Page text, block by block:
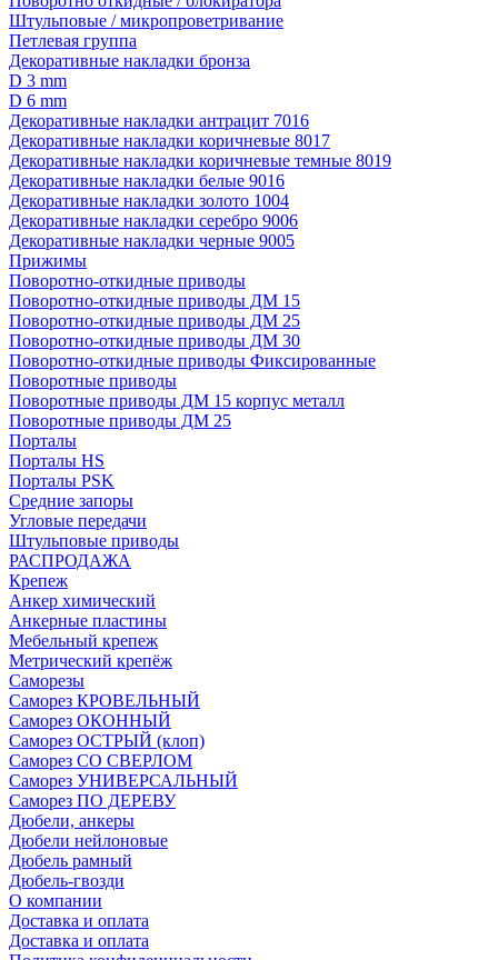
Штульповые / микропроветривание
Петлевая группа
Декоративные накладки бронза
D 3 mm
D 6 mm
Декоративные накладки антрацит 7016
Декоративные накладки коричневые 8017
Декоративные накладки коричневые темные 8019
Декоративные накладки белые 9016
Декоративные накладки золото 1004
Декоративные накладки серебро 9006
Декоративные накладки черные 9005
Прижимы
Поворотно-откидные приводы
Поворотно-откидные приводы ДМ 15
Поворотно-откидные приводы ДМ 25
Поворотно-откидные приводы ДМ 30
Поворотно-откидные приводы Фиксированные
Поворотные приводы
Поворотные приводы ДМ 15 корпус металл
Поворотные приводы ДМ 25
Порталы
Порталы HS
Порталы PSK
Средние запоры
Угловые передачи
Штульповые приводы
РАСПРОДАЖА
Крепеж
Анкер химический
Анкерные пластины
Мебельный крепеж
Метрический крепёж
Саморезы
Саморез КРОВЕЛЬНЫЙ
Саморез ОКОННЫЙ
Саморез ОСТРЫЙ (клоп)
Саморез СО СВЕРЛОМ
Саморез УНИВЕРСАЛЬНЫЙ
Саморез ПО ДЕРЕВУ
Дюбели, анкеры
Дюбели нейлоновые
Дюбель рамный
Дюбель-гвозди
О компании
Доставка и оплата
Доставка и оплата